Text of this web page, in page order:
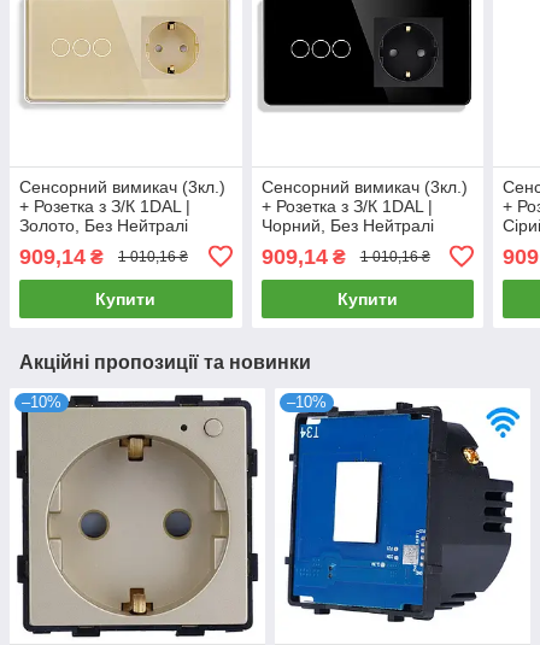
Сенсорний вимикач (3кл.)
+ Розетка з З/К 1DAL |
Золото, Без Нейтралі
(G157D-SW3G.SL-ST.GD)
909,14 ₴ 1 010,16 ₴
Купити
Сенсорний вимикач (3кл.)
+ Розетка з З/К 1DAL |
Чорний, Без Нейтралі
(G157D-SW3G.SL-ST.BL)
909,14₴ 1 010,16 ₴
Купити
+
Акційні пропозиції та новинки
–10% –10%